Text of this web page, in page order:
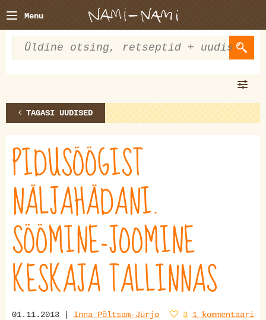
Menu
TAGASI UUDISED
PIDUSÖÖGIST
NÄLJAHÄDANI.
SÖÖMINE-JOOMINE
KESKAJA TALLINNAS
01.11.2013 | Inna Põltsam-Jürjo 3 1 kommentaari